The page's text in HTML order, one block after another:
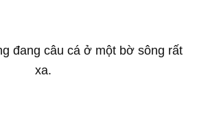
đang câu cá ở một bờ sông rất
xa.